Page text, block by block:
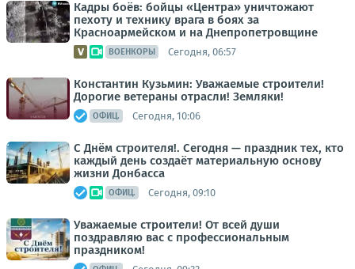
Кадры боёв: бойцы «Центра» уничтожают
пехоту и технику врага в боях за
Красноармейском и на Днепропетровщине
ВОЕНКОРЫ Сегодня, 06:57
Константин Кузьмин: Уважаемые строители!
Дорогие ветераны отрасли! Земляки!
ОФИЦ. Сегодня, 10:06
С Днём строителя!. Сегодня — праздник тех, кто
каждый день создаёт материальную основу
жизни Донбасса
ОФИЦ. Сегодня, 09:10
Уважаемые строители! От всей души
поздравляю вас с профессиональным
праздником!